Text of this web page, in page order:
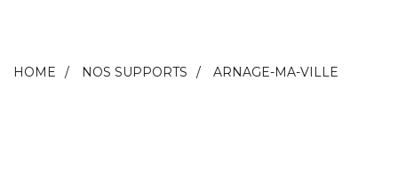
HOME NOS SUPPORTS ARNAGE-MA-VILLE